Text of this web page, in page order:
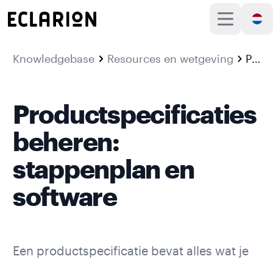
Knowledgebase Resources en wetgeving Productspecificaties beheren: stappenplan en software
Productspecificaties
beheren:
stappenplan en
software
Een productspecificatie bevat alles wat je